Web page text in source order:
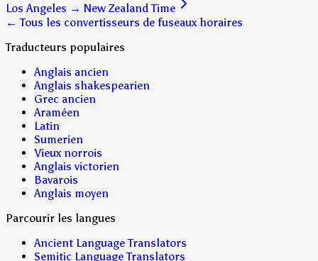
Los Angeles → New Zealand Time
← Tous les convertisseurs de fuseaux horaires
Traducteurs populaires
Anglais ancien
Anglais shakespearien
Grec ancien
Araméen
Latin
Sumerien
Vieux norrois
Anglais victorien
Bavarois
Anglais moyen
Parcourir les langues
Ancient Language Translators
Semitic Language Translators